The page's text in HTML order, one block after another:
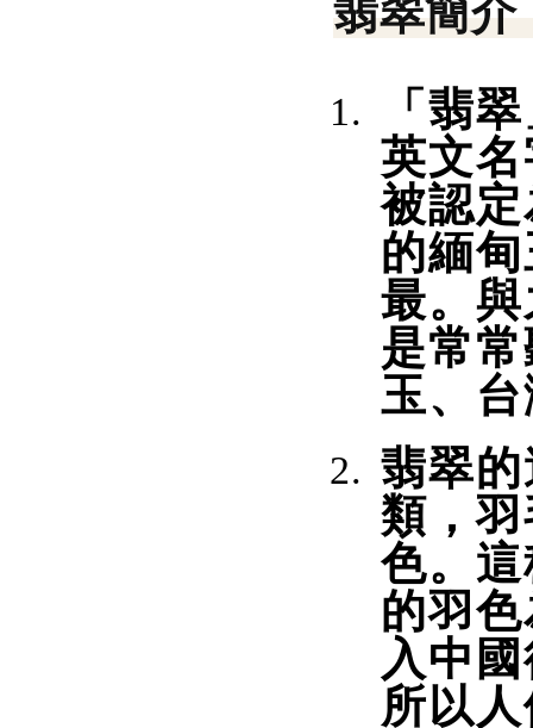
翡翠簡介
「翡
英文
被認
的緬
最。
是常
玉、
翡翠
類，
色。
的羽
入中
所以